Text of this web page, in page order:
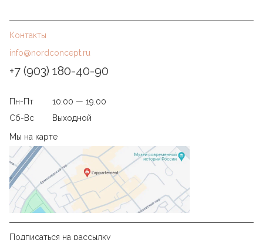
Контакты
info@nordconcept.ru
+7 (903) 180-40-90
Пн-Пт
10:00 — 19.00
Сб-Вс
Выходной
Мы на карте
Подписаться на рассылку